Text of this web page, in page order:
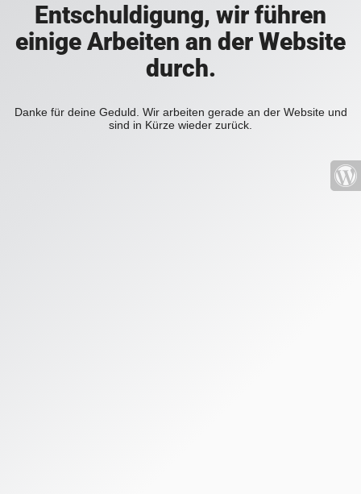
Entschuldigung, wir führen
einige Arbeiten an der Website
durch.
Danke für deine Geduld. Wir arbeiten gerade an der Website und
sind in Kürze wieder zurück.